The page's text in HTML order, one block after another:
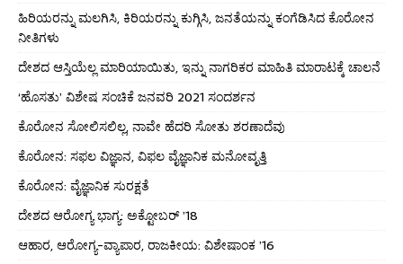
ಹಿರಿಯರನ್ನು ಮಲಗಿಸಿ, ಕಿರಿಯರನ್ನು ಕುಗ್ಗಿಸಿ, ಜನತೆಯನ್ನು ಕಂಗೆಡಿಸಿದ ಕೊರೋನ
ನೀತಿಗಳು
ದೇಶದ ಆಸ್ತಿಯೆಲ್ಲ ಮಾರಿಯಾಯಿತು, ಇನ್ನು ನಾಗರಿಕರ ಮಾಹಿತಿ ಮಾರಾಟಕ್ಕೆ ಚಾಲನೆ
‘ಹೊಸತು’ ವಿಶೇಷ ಸಂಚಿಕೆ ಜನವರಿ 2021 ಸಂದರ್ಶನ
ಕೊರೋನ ಸೋಲಿಸಲಿಲ್ಲ, ನಾವೇ ಹೆದರಿ ಸೋತು ಶರಣಾದೆವು
ಕೊರೋನ: ಸಫಲ ವಿಜ್ಞಾನ, ವಿಫಲ ವೈಜ್ಞಾನಿಕ ಮನೋವೃತ್ತಿ
ಕೊರೋನ: ವೈಜ್ಞಾನಿಕ ಸುರಕ್ಷತೆ
ದೇಶದ ಆರೋಗ್ಯ ಭಾಗ್ಯ: ಅಕ್ಟೋಬರ್ ’18
ಆಹಾರ, ಆರೋಗ್ಯ-ವ್ಯಾಪಾರ, ರಾಜಕೀಯ: ವಿಶೇಷಾಂಕ ’16